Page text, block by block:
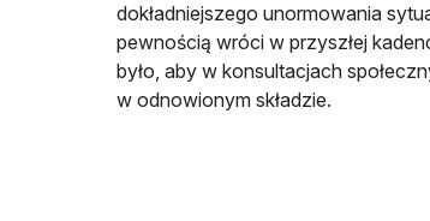
dokładniejszego unormowania
pewnością wróci w przyszłej
było, aby w konsultacjach
w odnowionym składzie.